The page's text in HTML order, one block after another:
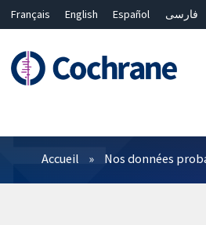
Français English Español فارسی
Filtres
Accueil Nos données